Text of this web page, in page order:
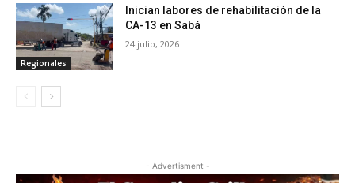
Regionales
Inician labores de rehabilitación de la
CA-13 en Sabá
24 julio, 2026
- Advertisment -